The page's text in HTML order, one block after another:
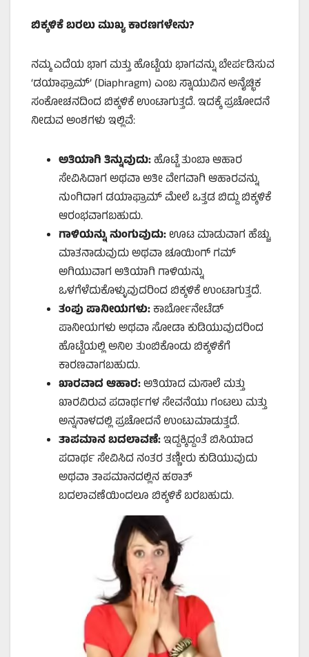
ಬಿಕ್ಕಳಿಕೆ ಬರಲು ಮುಖ್ಯ ಕಾರಣಗಳೇನು?
ನಮ್ಮ ಎದೆಯ ಭಾಗ ಮತ್ತು ಹೊಟ್ಟೆಯ ಭಾಗವನ್ನು ಬೇರ್ಪಡಿಸುವ
‘ಡಯಾಫ್ರಾಮ್’ (Diaphragm) ಎಂಬ ಸ್ನಾಯುವಿನ ಅನೈಚ್ಛಿಕ
ಸಂಕೋಚನದಿಂದ ಬಿಕ್ಕಳಿಕೆ ಉಂಟಾಗುತ್ತದೆ. ಇದಕ್ಕೆ ಪ್ರಚೋದನೆ
ನೀಡುವ ಅಂಶಗಳು ಇಲ್ಲಿವೆ:
ಅತಿಯಾಗಿ ತಿನ್ನುವುದು:ಹೊಟ್ಟೆ ತುಂಬಾ ಆಹಾರ
ಸೇವಿಸಿದಾಗ ಅಥವಾ ಅತೀ ವೇಗವಾಗಿ ಆಹಾರವನ್ನು
ನುಂಗಿದಾಗ ಡಯಾಫ್ರಾಮ್ ಮೇಲೆ ಒತ್ತಡ ಬಿದ್ದು ಬಿಕ್ಕಳಿಕೆ
ಆರಂಭವಾಗಬಹುದು.
ಗಾಳಿಯನ್ನು ನುಂಗುವುದು:ಊಟ ಮಾಡುವಾಗ ಹೆಚ್ಚು
ಮಾತನಾಡುವುದು ಅಥವಾ ಚೂಯಿಂಗ್ ಗಮ್
ಅಗಿಯುವಾಗ ಅತಿಯಾಗಿ ಗಾಳಿಯನ್ನು
ಒಳಗೆಳೆದುಕೊಳ್ಳುವುದರಿಂದ ಬಿಕ್ಕಳಿಕೆ ಉಂಟಾಗುತ್ತದೆ.
ತಂಪು ಪಾನೀಯಗಳು:ಕಾರ್ಬೋನೇಟೆಡ್
ಪಾನೀಯಗಳು ಅಥವಾ ಸೋಡಾ ಕುಡಿಯುವುದರಿಂದ
ಹೊಟ್ಟೆಯಲ್ಲಿ ಅನಿಲ ತುಂಬಿಕೊಂಡು ಬಿಕ್ಕಳಿಕೆಗೆ
ಕಾರಣವಾಗಬಹುದು.
ಖಾರವಾದ ಆಹಾರ:ಅತಿಯಾದ ಮಸಾಲೆ ಮತ್ತು
ಖಾರವಿರುವ ಪದಾರ್ಥಗಳ ಸೇವನೆಯು ಗಂಟಲು ಮತ್ತು
ಅನ್ನನಾಳದಲ್ಲಿ ಪ್ರಚೋದನೆ ಉಂಟುಮಾಡುತ್ತದೆ.
ತಾಪಮಾನ ಬದಲಾವಣೆ:ಇದ್ದಕ್ಕಿದ್ದಂತೆ ಬಿಸಿಯಾದ
ಪದಾರ್ಥ ಸೇವಿಸಿದ ನಂತರ ತಣ್ಣೀರು ಕುಡಿಯುವುದು
ಅಥವಾ ತಾಪಮಾನದಲ್ಲಿನ ಹಠಾತ್
ಬದಲಾವಣೆಯಿಂದಲೂ ಬಿಕ್ಕಳಿಕೆ ಬರಬಹುದು.